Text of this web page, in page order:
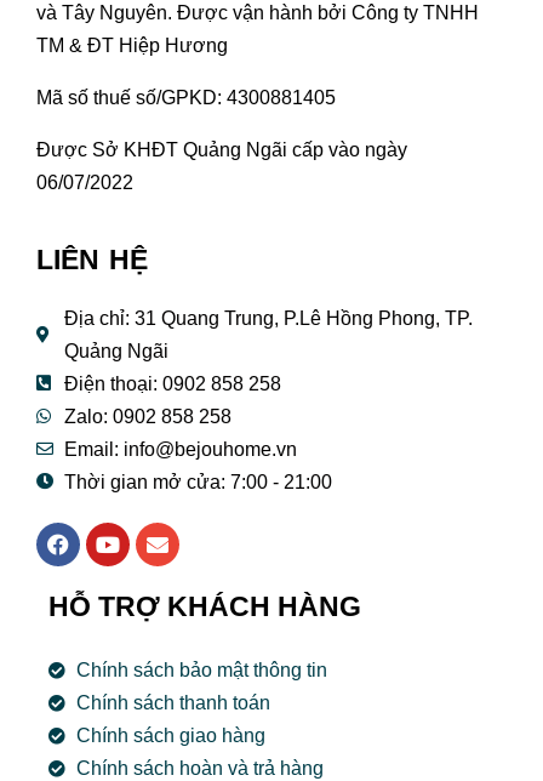
và Tây Nguyên. Được vận hành bởi Công ty TNHH
TM & ĐT Hiệp Hương
Mã số thuế số/GPKD: 4300881405
Được Sở KHĐT Quảng Ngãi cấp vào ngày
06/07/2022
LIÊN HỆ
Địa chỉ: 31 Quang Trung, P.Lê Hồng Phong, TP.
Quảng Ngãi
Điện thoại: 0902 858 258
Zalo: 0902 858 258
Email: info@bejouhome.vn
Thời gian mở cửa: 7:00 - 21:00
F
a
e
b
o
k
Y
o
t
u
e
E
n
e
l
p
e
HỖ TRỢ KHÁCH HÀNG
Chính sách bảo mật thông tin
Chính sách thanh toán
Chính sách giao hàng
Chính sách hoàn và trả hàng